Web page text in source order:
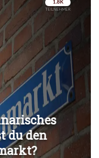
Überspringen
Überspringen